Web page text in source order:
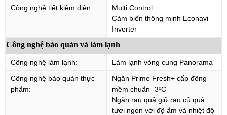
Công nghệ tiết kiệm điện:
Multi Control
Cảm biến thông minh Econavi
Inverter
Công nghệ bảo quản và làm lạnh
Công nghệ làm lạnh:
Làm lạnh vòng cung Panorama
Công nghệ bảo quản thực
phẩm:
Ngăn Prime Fresh+ cấp đông
mềm chuẩn -3ºC
Ngăn rau quả giữ rau củ quả
tươi ngon với độ ẩm và nhiệt độ